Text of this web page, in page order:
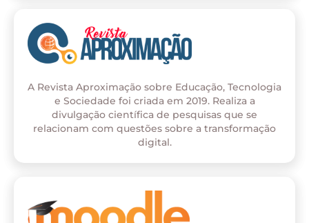
A Revista Aproximação sobre Educação, Tecnologia
e Sociedade foi criada em 2019. Realiza a
divulgação científica de pesquisas que se
relacionam com questões sobre a transformação
digital.